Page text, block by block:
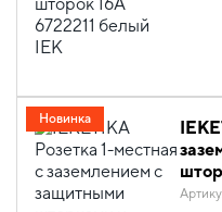
IP44
Новинка